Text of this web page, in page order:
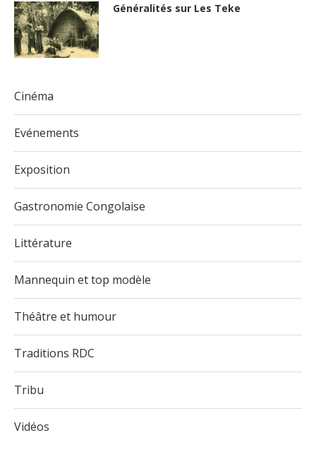
Généralités sur Les Teke
Cinéma
Evénements
Exposition
Gastronomie Congolaise
Littérature
Mannequin et top modèle
Théâtre et humour
Traditions RDC
Tribu
Vidéos